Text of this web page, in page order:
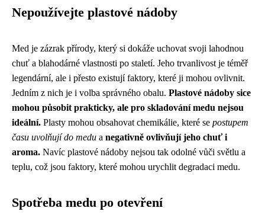
Nepoužívejte plastové nádoby
Med je zázrak přírody, který si dokáže uchovat svoji lahodnou
chuť a blahodárné vlastnosti po staletí. Jeho trvanlivost je téměř
legendární, ale i přesto existují faktory, které ji mohou ovlivnit.
Jedním z nich je i volba správného obalu. Plastové nádoby sice
mohou působit prakticky, ale pro skladování medu nejsou
ideální. Plasty mohou obsahovat chemikálie, které se postupem
času uvolňují do medu a negativně ovlivňují jeho chuť i
aroma. Navíc plastové nádoby nejsou tak odolné vůči světlu a
teplu, což jsou faktory, které mohou urychlit degradaci medu.
Spotřeba medu po otevření